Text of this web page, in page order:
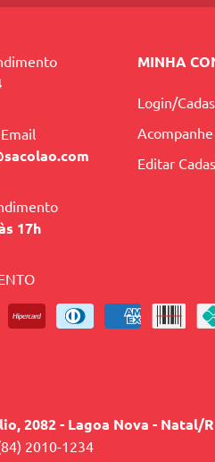
17h
MINHA
Login/
Editar
2082 - Lagoa Nova - Natal/
2010-1234